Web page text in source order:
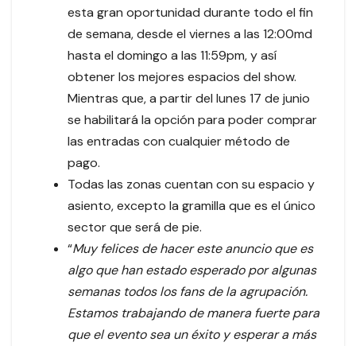
esta gran oportunidad durante todo el fin
de semana, desde el viernes a las 12:00md
hasta el domingo a las 11:59pm, y así
obtener los mejores espacios del show.
Mientras que, a partir del lunes 17 de junio
se habilitará la opción para poder comprar
las entradas con cualquier método de
pago.
Todas las zonas cuentan con su espacio y
asiento, excepto la gramilla que es el único
sector que será de pie.
“Muy felices de hacer este anuncio que es
algo que han estado esperado por algunas
semanas todos los fans de la agrupación.
Estamos trabajando de manera fuerte para
que el evento sea un éxito y esperar a más